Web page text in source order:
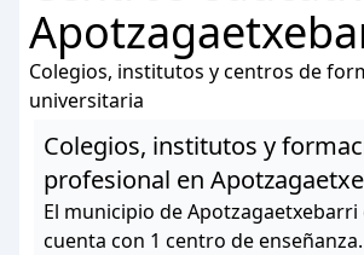
Colegios, institutos y centros de
universitaria
Colegios, institutos y
profesional en
El municipio de Apotzagaetxebarri
cuenta con 1 centro de enseñanza.